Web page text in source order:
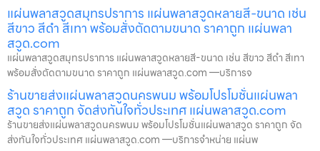
แผ่นพลาสวูดสมุทรปราการ แผ่นพลาสวูดหลายสี-ขนาด เช่น
สีขาว สีดำ สีเทา พร้อมสั่งตัดตามขนาด ราคาถูก แผ่นพลา
สวูด.com
แผ่นพลาสวูดสมุทรปราการ แผ่นพลาสวูดหลายสี-ขนาด เช่น สีขาว สีดำ สีเทา
พร้อมสั่งตัดตามขนาด ราคาถูก แผ่นพลาสวูด.com —บริการจ
ร้านขายส่งแผ่นพลาสวูดนครพนม พร้อมโปรโมชั่นแผ่นพลา
สวูด ราคาถูก จัดส่งทันใจทั่วประเทศ แผ่นพลาสวูด.com
ร้านขายส่งแผ่นพลาสวูดนครพนม พร้อมโปรโมชั่นแผ่นพลาสวูด ราคาถูก จัด
ส่งทันใจทั่วประเทศ แผ่นพลาสวูด.com —บริการจำหน่าย แผ่นพ